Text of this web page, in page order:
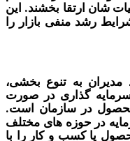
بخشند. این
منفی بازار را
به تنوع بخشی،
گذاری در صورت
سازمان است.
حوزه های مختلف
کسب و کاررا با